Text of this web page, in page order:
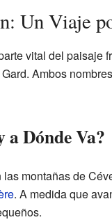
Un Viaje
vital del paisaje
Ambos
a Dónde Va?
montañas de
. A medida que